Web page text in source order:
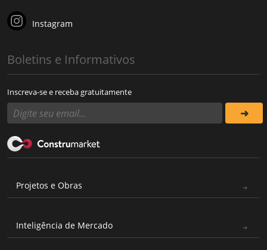
Instagram
Boletins e Informativos
Inscreva-se e receba gratuitamente
Projetos e Obras
Inteligência de Mercado